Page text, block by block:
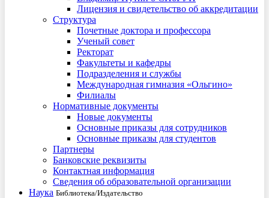
Лицензия и свидетельство об аккредитации
Структура
Почетные доктора и профессора
Ученый совет
Ректорат
Факультеты и кафедры
Подразделения и службы
Международная гимназия «Ольгино»
Филиалы
Нормативные документы
Новые документы
Основные приказы для сотрудников
Основные приказы для студентов
Партнеры
Банковские реквизиты
Контактная информация
Сведения об образовательной организации
Наука Библиотека/Издательство